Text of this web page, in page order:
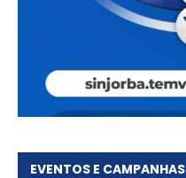
EVENTOS E CAMPANHAS